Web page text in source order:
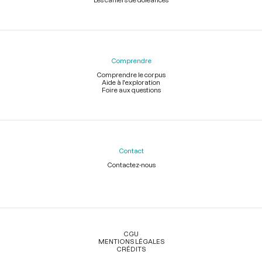
Comprendre
Comprendre le corpus
Aide à l'exploration
Foire aux questions
Contact
Contactez-nous
Légal
CGU
MENTIONS LÉGALES
CRÉDITS